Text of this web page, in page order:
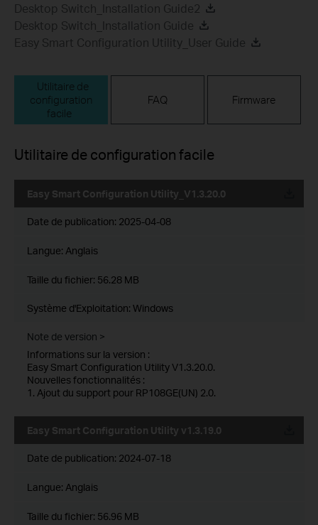
Desktop Switch_Installation Guide2
Desktop Switch_Installation Guide
Easy Smart Configuration Utility_User Guide
Utilitaire de
configuration
facile
FAQ Firmware
Utilitaire de configuration facile
Easy Smart Configuration Utility_V1.3.20.0
Date de publication: 2025-04-08
Langue: Anglais
Taille du fichier: 56.28 MB
Système d'Exploitation: Windows
Note de version >
Informations sur la version :
Easy Smart Configuration Utility V1.3.20.0.
Nouvelles fonctionnalités :
1. Ajout du support pour RP108GE(UN) 2.0.
Easy Smart Configuration Utility v1.3.19.0
Date de publication: 2024-07-18
Langue: Anglais
Taille du fichier: 56.96 MB